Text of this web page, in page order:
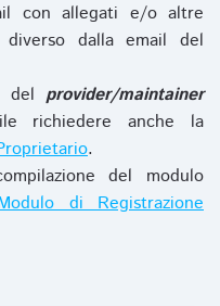
con allegati e/o altre
dalla email del
del provider/maintainer
richiedere anche la
.
del modulo
di Registrazione